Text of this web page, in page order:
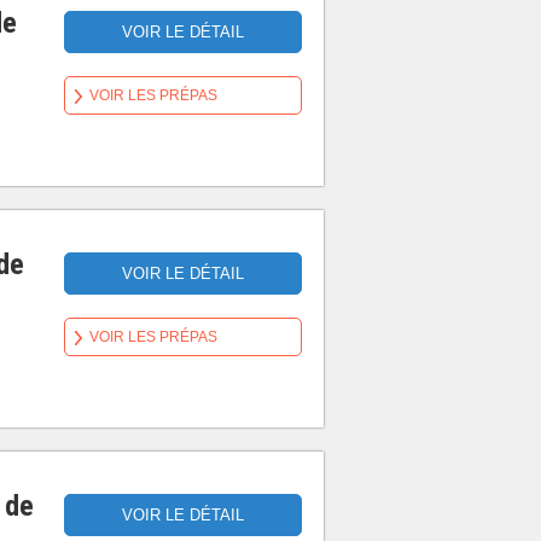
VOIR LE DÉTAIL
VOIR LES PRÉPAS
VOIR LE DÉTAIL
VOIR LES PRÉPAS
VOIR LE DÉTAIL